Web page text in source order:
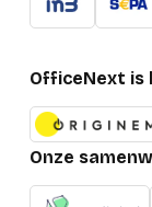
OfficeNext is
Onze